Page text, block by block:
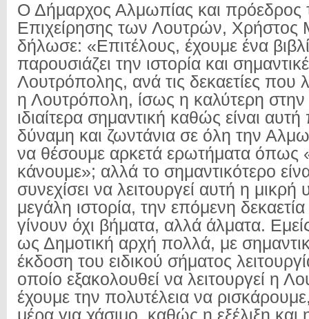
Ο Δήμαρχος Αλμωπίας και πρόεδρος
Επιχείρησης των Λουτρών, Χρήστος
δήλωσε: «Επιτέλους, έχουμε ένα
παρουσιάζει την ιστορία και
Λουτρόπολης, ανά τις δεκαετίες που
η Λουτρόπολη, ίσως η καλύτερη στην
ιδιαίτερα σημαντική καθώς είναι αυτή
δύναμη και ζωντάνια σε όλη την
να θέσουμε αρκετά ερωτήματα όπως
κάνουμε»; αλλά το σημαντικότερο
συνεχίσει να λειτουργεί αυτή η μικρή
μεγάλη ιστορία, την επόμενη
γίνουν όχι βήματα, αλλά άλματα.
ως Δημοτική αρχή πολλά, με
έκδοση του ειδικού σήματος
οποίο εξακολουθεί να λειτουργεί η
έχουμε την πολυτέλεια να
μέρα για χάσιμο, καθώς η εξέλιξη και